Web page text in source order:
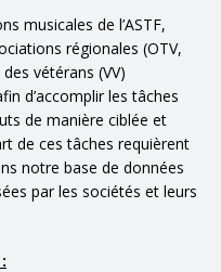
musicales de l’ASTF,
régionales (OTV,
vétérans (VV)
d’accomplir les tâches
de manière ciblée et
de ces tâches requièrent
notre base de données
par les sociétés et leurs